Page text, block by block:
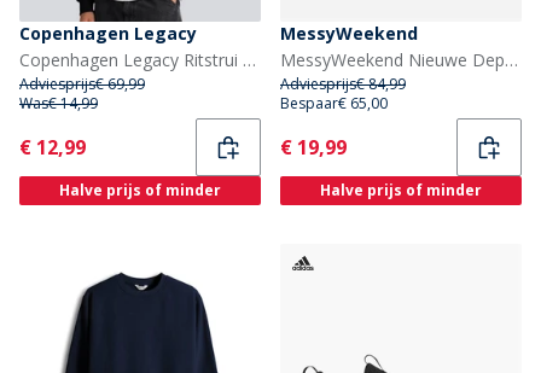
Copenhagen Legacy
Copenhagen Legacy Ritstrui Zwart
Adviesprijs€ 69,99
Was€ 14,99
Current
€ 12,99
Halve prijs of minder
MessyWeekend
MessyWeekend Nieuwe Depp Zonnebril Roos
Adviesprijs€ 84,99
Bespaar€ 65,00
Current
€ 19,99
Halve prijs of minder